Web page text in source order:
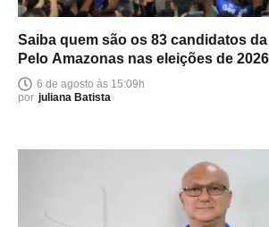
Saiba quem são os 83 candidatos
Pelo Amazonas nas eleições de 2026
6 de agosto às 15:09h
por juliana Batista